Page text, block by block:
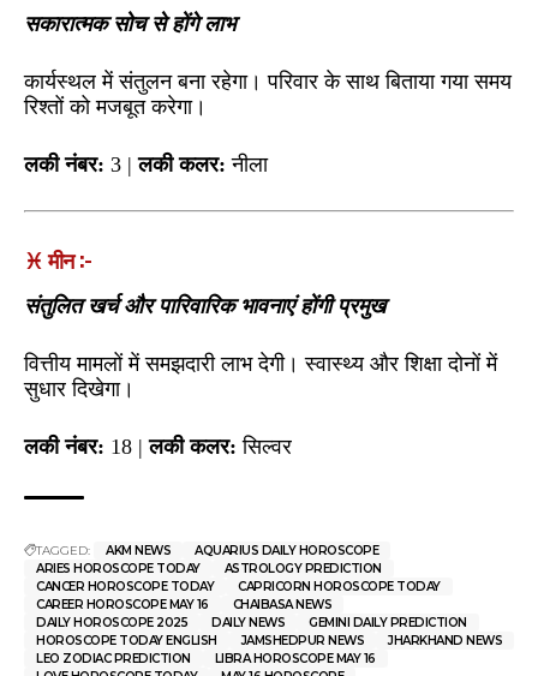
सकारात्मक सोच से होंगे लाभ
कार्यस्थल में संतुलन बना रहेगा। परिवार के साथ बिताया गया समय
रिश्तों को मजबूत करेगा।
लकी नंबर: 3 |लकी कलर: नीला
♓ मीन :-
संतुलित खर्च और पारिवारिक भावनाएं होंगी प्रमुख
वित्तीय मामलों में समझदारी लाभ देगी। स्वास्थ्य और शिक्षा दोनों में
सुधार दिखेगा।
लकी नंबर: 18 |लकी कलर: सिल्वर
TAGGED: AKM NEWS
AQUARIUS DAILY HOROSCOPE
ARIES HOROSCOPE TODAY
ASTROLOGY PREDICTION
CANCER HOROSCOPE TODAY
CAPRICORN HOROSCOPE TODAY
CAREER HOROSCOPE MAY 16
CHAIBASA NEWS
DAILY HOROSCOPE 2025
DAILY NEWS
GEMINI DAILY PREDICTION
HOROSCOPE TODAY ENGLISH
JAMSHEDPUR NEWS
JHARKHAND NEWS
LEO ZODIAC PREDICTION
LIBRA HOROSCOPE MAY 16